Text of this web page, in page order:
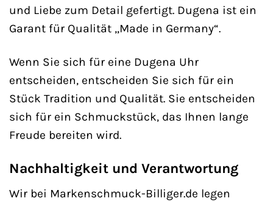
und Liebe zum Detail gefertigt. Dugena ist ein
Garant für Qualität „Made in Germany“.
Wenn Sie sich für eine Dugena Uhr
entscheiden, entscheiden Sie sich für ein
Stück Tradition und Qualität. Sie entscheiden
sich für ein Schmuckstück, das Ihnen lange
Freude bereiten wird.
Nachhaltigkeit und Verantwortung
Wir bei Markenschmuck-Billiger.de legen